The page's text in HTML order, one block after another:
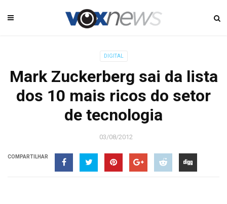
DIGITAL
Mark Zuckerberg sai da lista
dos 10 mais ricos do setor
de tecnologia
03/08/2012
COMPARTILHAR